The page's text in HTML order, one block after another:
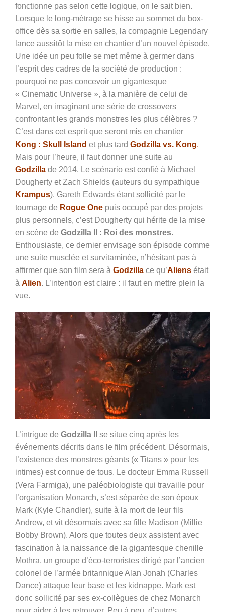
fonctionne pas selon cette logique, on le sait bien.
Lorsque le long-métrage se hisse au sommet du box-
office dès sa sortie en salles, la compagnie Legendary
lance aussitôt la mise en chantier d’un nouvel épisode.
Une idée un peu folle se met même à germer dans
l’esprit des cadres de la société de production :
pourquoi ne pas concevoir un gigantesque
« Cinematic Universe », à la manière de celui de
Marvel, en imaginant une série de crossovers
confrontant les grands monstres les plus célèbres ?
C’est dans cet esprit que seront mis en chantier
Kong : Skull Island et plus tard Godzilla vs. Kong.
Mais pour l’heure, il faut donner une suite au
Godzilla de 2014. Le scénario est confié à Michael
Dougherty et Zach Shields (auteurs du sympathique
Krampus). Gareth Edwards étant sollicité par le
tournage de Rogue One puis occupé par des projets
plus personnels, c’est Dougherty qui hérite de la mise
en scène de Godzilla II : Roi des monstres.
Enthousiaste, ce dernier envisage son épisode comme
une suite musclée et survitaminée, n’hésitant pas à
affirmer que son film sera à Godzilla ce qu’Aliens était
à Alien. L’intention est claire : il faut en mettre plein la
vue.
L’intrigue de Godzilla II
se situe cinq après les
événements décrits dans le film précédent. Désormais,
l’existence des monstres géants (« Titans » pour les
intimes) est connue de tous. Le docteur Emma Russell
(Vera Farmiga), une paléobiologiste qui travaille pour
l’organisation Monarch, s’est séparée de son époux
Mark (Kyle Chandler), suite à la mort de leur fils
Andrew, et vit désormais avec sa fille Madison (Millie
Bobby Brown). Alors que toutes deux assistent avec
fascination à la naissance de la gigantesque chenille
Mothra, un groupe d’éco-terroristes dirigé par l’ancien
colonel de l’armée britannique Alan Jonah (Charles
Dance) attaque leur base et les kidnappe. Mark est
donc sollicité par ses ex-collègues de chez Monarch